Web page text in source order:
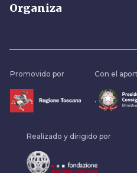
Organiza
Promovido por Con el
.
Realizado y dirigido por